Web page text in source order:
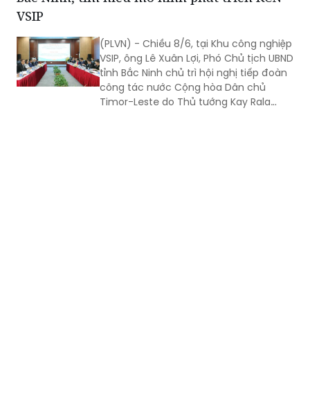
(PLVN) - Chiều 8/6, tại Khu công nghiệp
tỉnh Bắc Ninh chủ trì hội nghị tiếp đoàn
công tác nước Cộng hòa Dân chủ
Timor-Leste do Thủ tướng Kay Rala
Xanana Gusmão dẫn đầu đến thăm và
làm việc.